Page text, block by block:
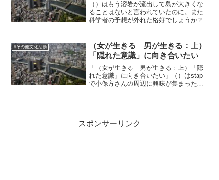
（）はもう溶岩が流出して島が大きくな
ることはないと言われていたのに。また
科学者の予想が外れた格好でしょうか？
#その他文化活動
（女が生きる 男が生きる：上）
「隠れた意識」に向き合いたい
「（女が生きる 男が生きる：上）「隠
れた意識」に向き合いたい」（）はstap
で小保方さんの周辺に興味が集まった国
スポンサーリンク